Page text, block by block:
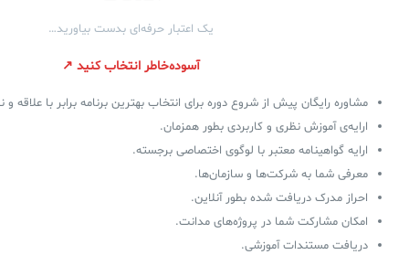
یک اعتبار حرفه‌ای بدست بیاورید…
آسوده‌خاطر انتخاب کنید ↗
مشاوره رایگان پیش از شروع دوره برای انتخاب بهترین برنامه برابر با علاقه
ارایه‌ی آموزش نظری و کاربردی بطور همزمان.
ارایه گواهینامه معتبر با لوگوی اختصاصی برجسته.
معرفی شما به شرکت‌ها و سازمان‌ها.
احراز مدرک دریافت شده بطور آنلاین.
امکان مشارکت شما در پروژه‌های مدانت.
دریافت مستندات آموزشی.